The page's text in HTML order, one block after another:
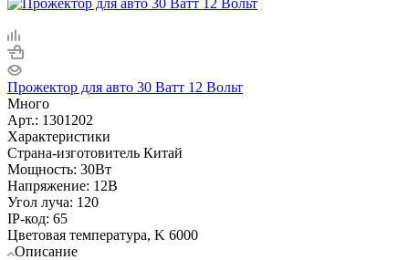
Прожектор для авто 30 Ватт 12 Вольт
Много
Арт.: 1301202
Характеристики
Страна-изготовитель Китай
Мощность: 30Вт
Напряжение: 12В
Угол луча: 120
IP-код: 65
Цветовая температура, K 6000
Описание